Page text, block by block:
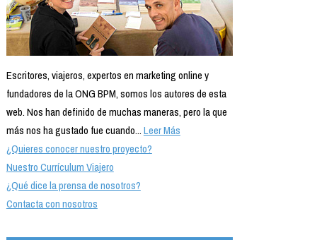
Escritores, viajeros, expertos en marketing online y
fundadores de la ONG BPM, somos los autores de esta
web. Nos han definido de muchas maneras, pero la que
más nos ha gustado fue cuando...Leer Más
¿Quieres conocer nuestro proyecto?
Nuestro Currículum Viajero
¿Qué dice la prensa de nosotros?
Contacta con nosotros